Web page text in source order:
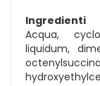
Ingredienti
Acqua,
liquidum,